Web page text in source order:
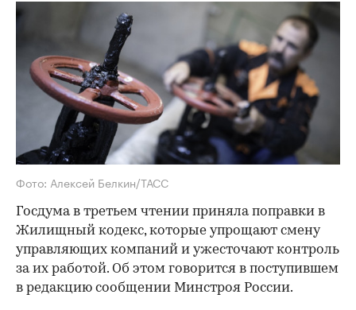
Фото: Алексей Белкин/ТАСС
Госдума в третьем чтении приняла поправки в
Жилищный кодекс, которые упрощают смену
управляющих компаний и ужесточают контроль
за их работой. Об этом говорится в поступившем
в редакцию сообщении Минстроя России.